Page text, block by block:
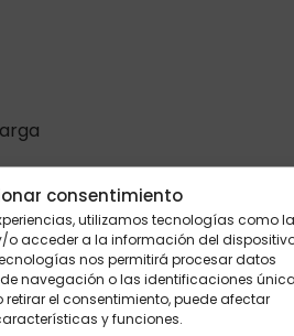
consentimiento
utilizamos tecnologías como
acceder a la información del
nos permitirá procesar datos
navegación o las identificaciones
retirar el consentimiento, puede afectar
y funciones.
Memoria de actividades de 2020 Revista La Mirada 44. Agosto de 2021